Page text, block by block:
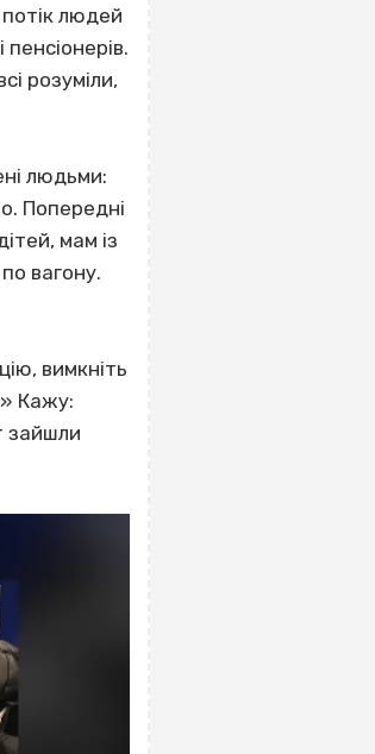
людей
розуміли,
людьми:
Попередні
мам із
вагону.
вимкніть
Кажу:
зайшли